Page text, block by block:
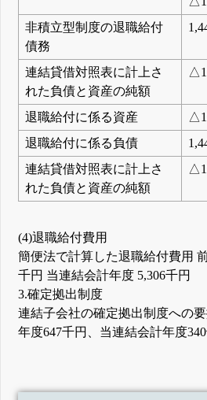
非積立型制度の退職給付
債務
連結貸借対照表に計上さ
れた負債と資産の純額
退職給付に係る資産
退職給付に係る負債
連結貸借対照表に計上さ
れた負債と資産の純額
(4)退職給付費用
簡便法で計算した退職給付費用
千円 当連結会計年度 5,306千円
3.確定拠出制度
連結子会社の確定拠出制度への
年度647千円、当連結会計年度